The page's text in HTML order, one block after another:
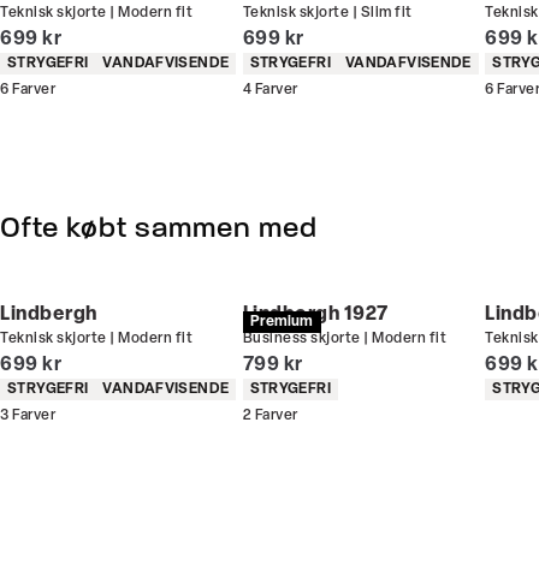
Du kan indløse din bonus 365 dage om året i alle
butikker og online.
Teknisk skjorte | Modern fit
I alt (inkl. rabat)
699 kr
Produkt egenskaber
STRYGEFRI
VANDAFVISENDE
6 Farver
Teknisk skjorte | Slim fit
I alt (inkl. rabat)
699 kr
Produkt egenskaber
STRYGEFRI
VANDAFVISENDE
4 Farver
I alt
699
6
Ofte købt sammen med
Lindbergh
Teknisk skjorte | Modern fit
I alt (inkl. rabat)
699 kr
Produkt egenskaber
STRYGEFRI
VANDAFVISENDE
3 Farver
Premium
Lindbergh 1927
Business skjorte | Modern fit
I alt (inkl. rabat)
799 kr
Produkt egenskaber
STRYGEFRI
2 Farver
I alt
699